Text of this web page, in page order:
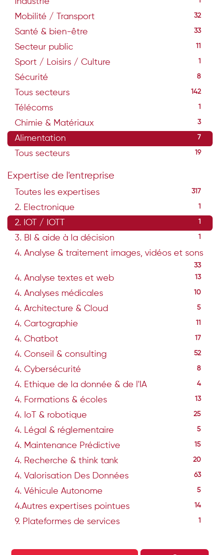
Mobilité / Transport 32
Santé & bien-être 33
Secteur public 11
Sport / Loisirs / Culture 1
Sécurité 8
Tous secteurs 142
Télécoms 1
Chimie & Matériaux 3
Alimentation 7
Tous secteurs 19
Expertise de l'entreprise
Toutes les expertises 317
2. Electronique 1
2. IOT / IOTT 1
3. BI & aide à la décision 1
4. Analyse & traitement images, vidéos et sons
33
4. Analyse textes et web 13
4. Analyses médicales 10
4. Architecture & Cloud 5
4. Cartographie
4. Chatbot 17
4. Conseil & consulting 52
4. Cybersécurité 8
4. Ethique de la donnée & de l'IA 4
4. Formations & écoles 13
4. IoT & robotique 25
4. Légal & réglementaire 5
4. Maintenance Prédictive 15
4. Recherche & think tank 20
4. Valorisation Des Données 63
4. Véhicule Autonome 5
4.Autres expertises pointues 14
9. Plateformes de services